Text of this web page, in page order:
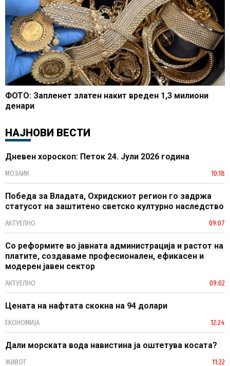
ФОТО: Запленет златен накит вреден 1,3 милиони
денари
НАЈНОВИ ВЕСТИ
Дневен хороскоп: Петок 24. Јули 2026 година
МОЗАИК 10:18
Победа за Владата, Охридскиот регион го задржа
статусот на заштитено светско културно наследство
АКТУЕЛНО 09:07
Со реформите во јавната администрација и растот на
платите, создаваме професионален, ефикасен и
модерен јавен сектор
АКТУЕЛНО 09:02
Цената на нафтата скокна на 94 долари
ЕКОНОМИЈА 12:24
Дали морската вода навистина ја оштетува косата?
ЖИВОТ 11:22